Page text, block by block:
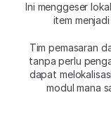
Ini menggeser
item
Tim pemasaran
tanpa perlu
dapat
modul mana